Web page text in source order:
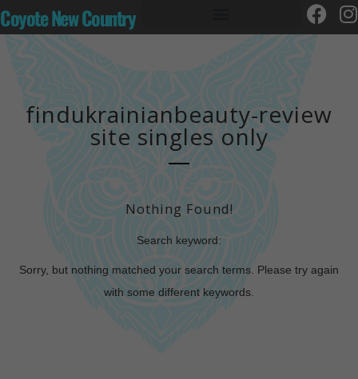
Coyote New Country
findukrainianbeauty-review
site singles only
Nothing Found!
Search keyword:
Sorry, but nothing matched your search terms. Please try again
with some different keywords.